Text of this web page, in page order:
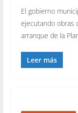
El gobierno
ejecutando obras
arranque de la
Leer más